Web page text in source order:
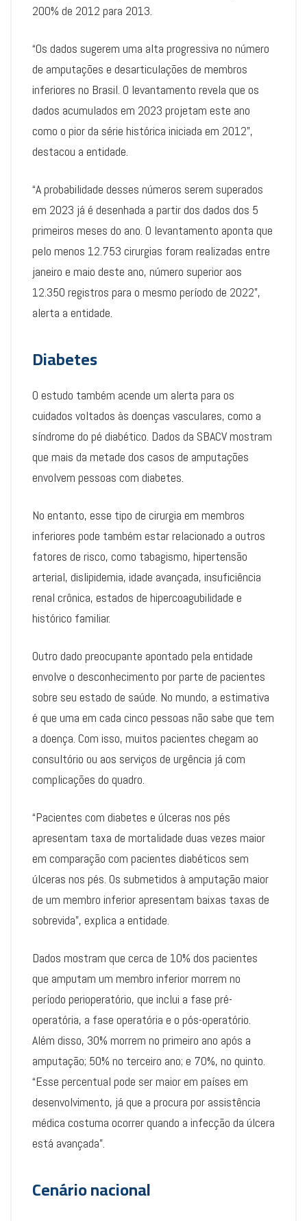
200% de 2012 para 2013.
“Os dados sugerem uma alta progressiva no número
de amputações e desarticulações de membros
inferiores no Brasil. O levantamento revela que os
dados acumulados em 2023 projetam este ano
como o pior da série histórica iniciada em 2012”,
destacou a entidade.
“A probabilidade desses números serem superados
em 2023 já é desenhada a partir dos dados dos 5
primeiros meses do ano. O levantamento aponta que
pelo menos 12.753 cirurgias foram realizadas entre
janeiro e maio deste ano, número superior aos
12.350 registros para o mesmo período de 2022”,
alerta a entidade.
Diabetes
O estudo também acende um alerta para os
cuidados voltados às doenças vasculares, como a
síndrome do pé diabético. Dados da SBACV mostram
que mais da metade dos casos de amputações
envolvem pessoas com diabetes.
No entanto, esse tipo de cirurgia em membros
inferiores pode também estar relacionado a outros
fatores de risco, como tabagismo, hipertensão
arterial, dislipidemia, idade avançada, insuficiência
renal crônica, estados de hipercoagubilidade e
histórico familiar.
Outro dado preocupante apontado pela entidade
envolve o desconhecimento por parte de pacientes
sobre seu estado de saúde. No mundo, a estimativa
é que uma em cada cinco pessoas não sabe que tem
a doença. Com isso, muitos pacientes chegam ao
consultório ou aos serviços de urgência já com
complicações do quadro.
“Pacientes com diabetes e úlceras nos pés
apresentam taxa de mortalidade duas vezes maior
em comparação com pacientes diabéticos sem
úlceras nos pés. Os submetidos à amputação maior
de um membro inferior apresentam baixas taxas de
sobrevida”, explica a entidade.
Dados mostram que cerca de 10% dos pacientes
que amputam um membro inferior morrem no
período perioperatório, que inclui a fase pré-
operatória, a fase operatória e o pós-operatório.
Além disso, 30% morrem no primeiro ano após a
amputação; 50% no terceiro ano; e 70%, no quinto.
“Esse percentual pode ser maior em países em
desenvolvimento, já que a procura por assistência
médica costuma ocorrer quando a infecção da úlcera
está avançada”.
Cenário nacional